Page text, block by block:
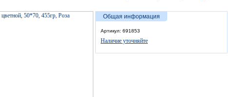
Общая информация
Артикул: 691853
Наличие уточняйте